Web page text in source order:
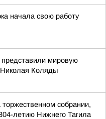
начала свою работу
представили мировую
Коляды
собрании,
летию Нижнего Тагила